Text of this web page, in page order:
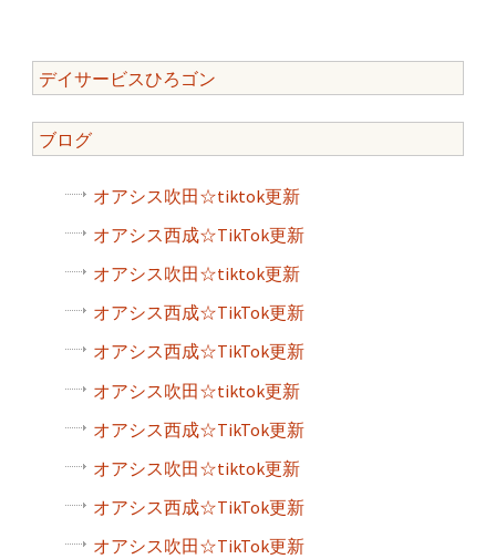
デイサービスひろゴン
ブログ
オアシス吹田☆tiktok更新
オアシス西成☆TikTok更新
オアシス吹田☆tiktok更新
オアシス西成☆TikTok更新
オアシス西成☆TikTok更新
オアシス吹田☆tiktok更新
オアシス西成☆TikTok更新
オアシス吹田☆tiktok更新
オアシス西成☆TikTok更新
オアシス吹田☆TikTok更新